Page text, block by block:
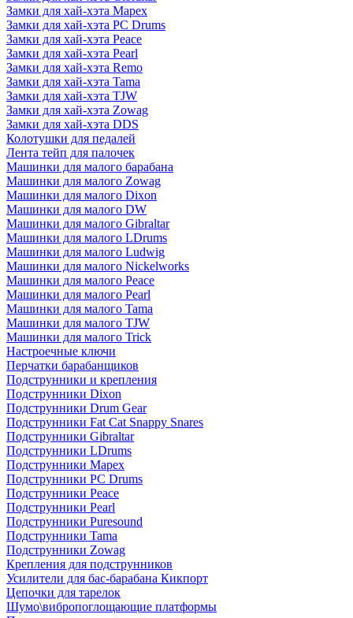
Замки для хай-хэта Mapex
Замки для хай-хэта PC Drums
Замки для хай-хэта Peace
Замки для хай-хэта Pearl
Замки для хай-хэта Remo
Замки для хай-хэта Tama
Замки для хай-хэта TJW
Замки для хай-хэта Zowag
Замки для хай-хэта DDS
Колотушки для педалей
Лента тейп для палочек
Машинки для малого барабана
Машинки для малого Zowag
Машинки для малого Dixon
Машинки для малого DW
Машинки для малого Gibraltar
Машинки для малого LDrums
Машинки для малого Ludwig
Машинки для малого Nickelworks
Машинки для малого Peace
Машинки для малого Pearl
Машинки для малого Tama
Машинки для малого TJW
Машинки для малого Trick
Настроечные ключи
Перчатки барабанщиков
Подструнники и крепления
Подструнники Dixon
Подструнники Drum Gear
Подструнники Fat Cat Snappy Snares
Подструнники Gibraltar
Подструнники LDrums
Подструнники Mapex
Подструнники PC Drums
Подструнники Peace
Подструнники Pearl
Подструнники Puresound
Подструнники Tama
Подструнники Zowag
Крепления для подструнников
Усилители для бас-барабана Кикпорт
Цепочки для тарелок
Шумо\вибропоглощающие платформы